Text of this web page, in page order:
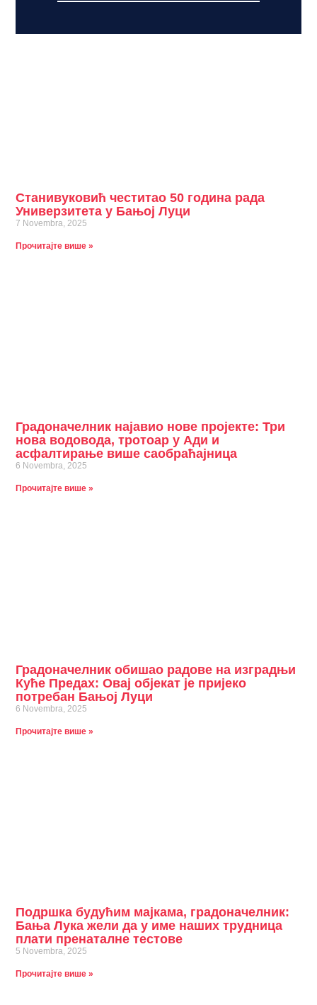
Станивуковић честитао 50 година рада
Универзитета у Бањој Луци
7 Novembra, 2025
Прочитајте више »
Градоначелник најавио нове пројекте: Три
нова водовода, тротоар у Ади и
асфалтирање више саобраћајница
6 Novembra, 2025
Прочитајте више »
Градоначелник обишао радове на изградњи
Куће Предах: Овај објекат је пријеко
потребан Бањој Луци
6 Novembra, 2025
Прочитајте више »
Подршка будућим мајкама, градоначелник:
Бања Лука жели да у име наших трудница
плати пренаталне тестове
5 Novembra, 2025
Прочитајте више »